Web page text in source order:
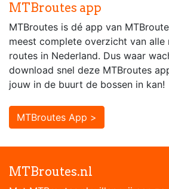
MTBroutes app
MTBroutes is dé app van
meest complete overzicht van alle
routes in Nederland. Dus waar
download snel deze MTBroutes
jouw in de buurt de bossen in kan!
MTBroutes App >
MTBroutes.nl